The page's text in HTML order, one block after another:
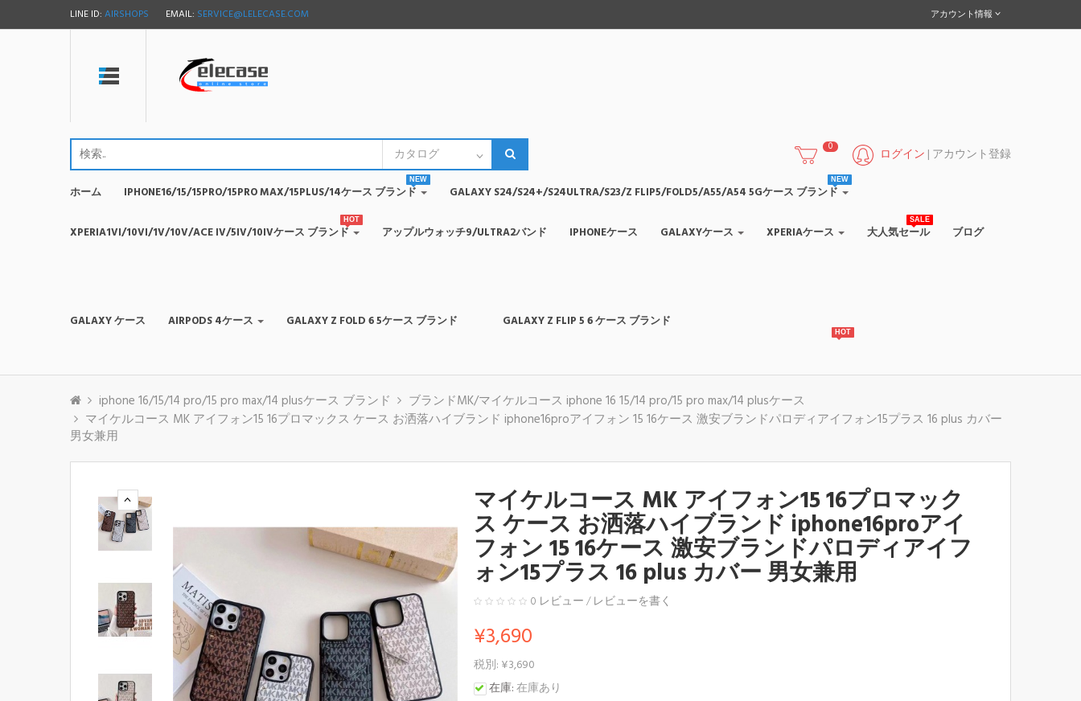
LINE ID: AIRSHOPS EMAIL: SERVICE@LELECASE.COM アカウント情報
ログイン | アカウント登録
0
ホーム
NEW
IPHONE16/15/15PRO/15PRO MAX/15PLUS/14ケース ブランド
NEW
GALAXY S24/S24+/S24ULTRA/S23/Z FLIP5/FOLD5/A55/A54 5Gケース ブランド
HOT
XPERIA1VI/10VI/1V/10V/ACE IV/5IV/10IVケース ブランド アップルウォッチ9/ULTRA2バンド IPHONEケース GALAXYケース XPERIAケース
SALE
大人気セール ブログ
GALAXY ケース AIRPODS 4ケース GALAXY Z FOLD 6 5ケース ブランド GALAXY Z FLIP 5 6 ケース ブランド
HOT
iphone 16/15/14 pro/15 pro max/14 plusケース ブランド
ブランドMK/マイケルコース iphone 16 15/14 pro/15 pro max/14 plusケース
マイケルコース MK アイフォン15 16プロマックス ケース お洒落ハイブランド iphone16proアイフォン 15 16ケース 激安ブランドパロディアイフォン15プラス 16 plus カバー
男女兼用
マイケルコース MK アイフォン15 16プロマック
ス ケース お洒落ハイブランド iphone16proアイ
フォン 15 16ケース 激安ブランドパロディアイフ
ォン15プラス 16 plus カバー 男女兼用
0 レビュー/レビューを書く
¥3,690
税別: ¥3,690
在庫:在庫あり